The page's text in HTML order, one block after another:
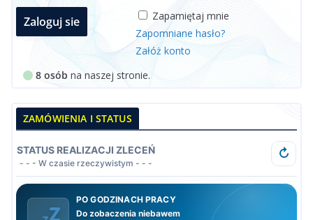
Zapamiętaj mnie
Zapomniane hasło?
Załóż konto
8 osób na naszej stronie.
ZAMÓWIENIA I STATUS
STATUS REALIZACJI ZLECEŃ
- - - W czasie rzeczywistym - - -
↻
PO GODZINACH PRACY
Do zobaczenia niebawem